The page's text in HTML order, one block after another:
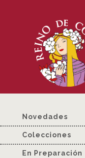
Novedades
Colecciones
En Preparación